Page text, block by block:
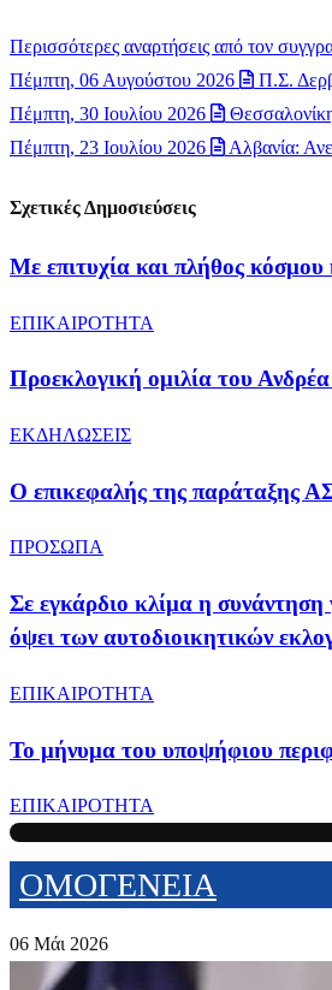
Περισσότερες αναρτήσεις από τον
Πέμπτη, 06 Αυγούστου 2026
Π.Σ.
Πέμπτη, 30 Ιουλίου 2026
Πέμπτη, 23 Ιουλίου 2026
Αλβανία:
Σχετικές Δημοσιεύσεις
Με επιτυχία και πλήθος
ΕΠΙΚΑΙΡΟΤΗΤΑ
Προεκλογική ομιλία του
ΕΚΔΗΛΩΣΕΙΣ
​Ο επικεφαλής της παράταξης
ΠΡΟΣΩΠΑ
Σε εγκάρδιο κλίμα η
όψει των αυτοδιοικητικών
ΕΠΙΚΑΙΡΟΤΗΤΑ
Το μήνυμα του υποψήφιου
ΕΠΙΚΑΙΡΟΤΗΤΑ
ΟΜΟΓΕΝΕΙΑ
06 Μάι 2026